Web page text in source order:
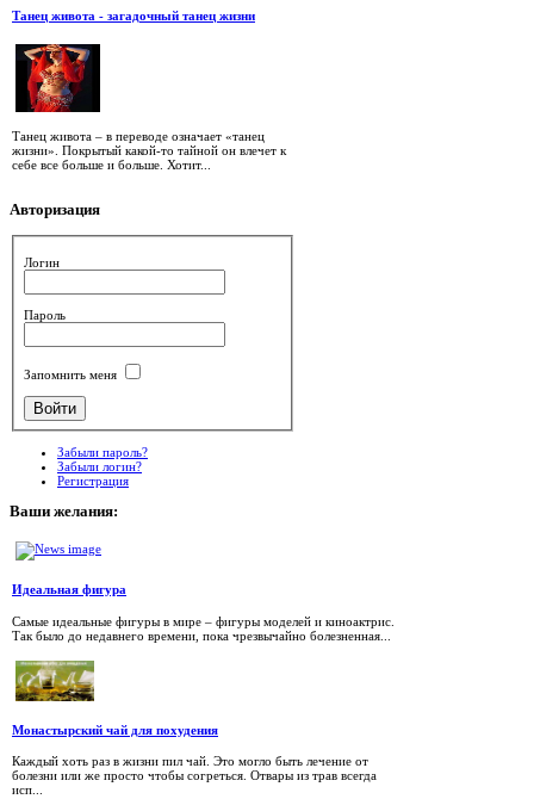
Танец живота - загадочный танец жизни
Танец живота – в переводе означает «танец
жизни». Покрытый какой-то тайной он влечет к
себе все больше и больше. Хотит...
Авторизация
Логин
Пароль
Запомнить меня
Забыли пароль?
Забыли логин?
Регистрация
Ваши желания:
Идеальная фигура
Самые идеальные фигуры в мире – фигуры моделей и киноактрис.
Так было до недавнего времени, пока чрезвычайно болезненная...
Монастырский чай для похудения
Каждый хоть раз в жизни пил чай. Это могло быть лечение от
болезни или же просто чтобы согреться. Отвары из трав всегда
исп...